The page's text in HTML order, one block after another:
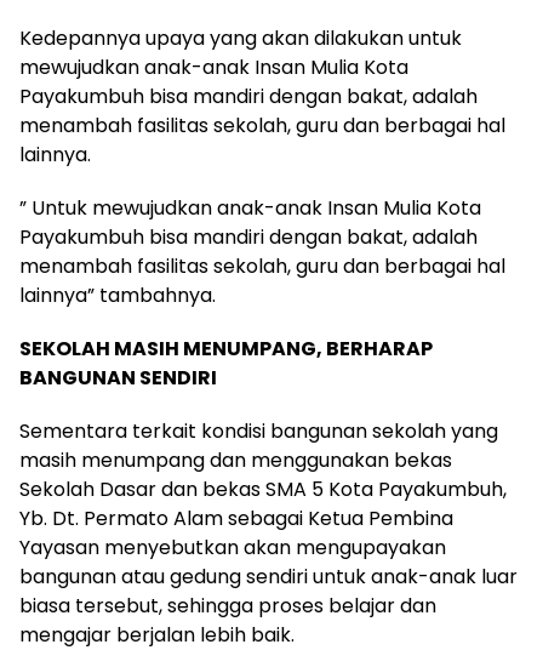
Kedepannya upaya yang akan dilakukan untuk
mewujudkan anak-anak Insan Mulia Kota
Payakumbuh bisa mandiri dengan bakat, adalah
menambah fasilitas sekolah, guru dan berbagai hal
lainnya.
” Untuk mewujudkan anak-anak Insan Mulia Kota
Payakumbuh bisa mandiri dengan bakat, adalah
menambah fasilitas sekolah, guru dan berbagai hal
lainnya” tambahnya.
SEKOLAH MASIH MENUMPANG, BERHARAP
BANGUNAN SENDIRI
Sementara terkait kondisi bangunan sekolah yang
masih menumpang dan menggunakan bekas
Sekolah Dasar dan bekas SMA 5 Kota Payakumbuh,
Yb. Dt. Permato Alam sebagai Ketua Pembina
Yayasan menyebutkan akan mengupayakan
bangunan atau gedung sendiri untuk anak-anak luar
biasa tersebut, sehingga proses belajar dan
mengajar berjalan lebih baik.